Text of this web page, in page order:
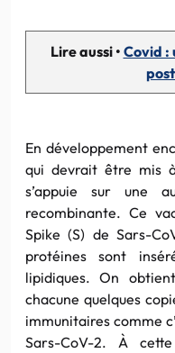
Lire aussi • Covid :
En développement
qui devrait être mis
s’appuie sur une
recombinante. Ce
Spike (S) de Sars-
protéines sont
lipidiques. On
chacune quelques
immunitaires comme
Sars-CoV-2. À